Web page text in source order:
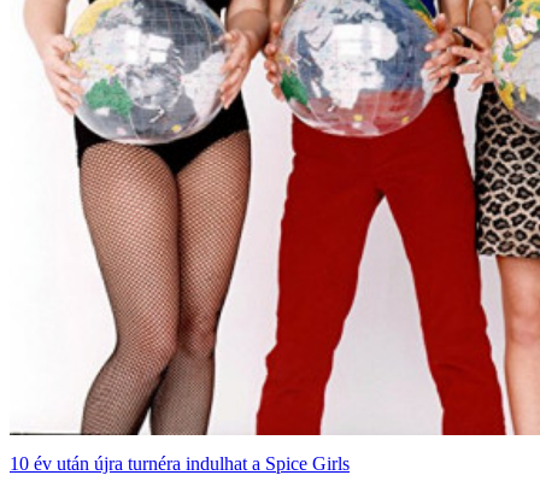
10 év után újra turnéra indulhat a Spice Girls